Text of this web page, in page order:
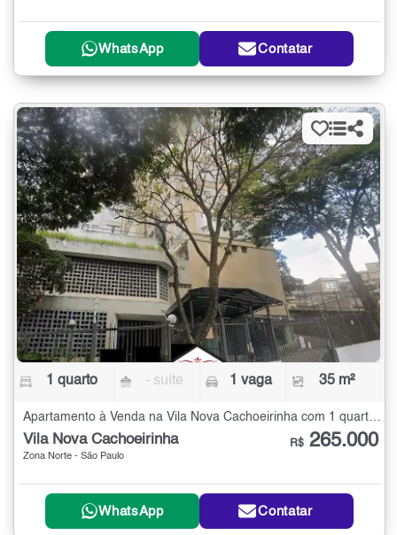
WhatsApp Contatar
1 quarto - suíte 1 vaga 35 m²
Apartamento à Venda na Vila Nova Cachoeirinha com 1 quarto - 35 m²
Vila Nova Cachoeirinha
Zona Norte - São Paulo
R$ 265.000
WhatsApp Contatar